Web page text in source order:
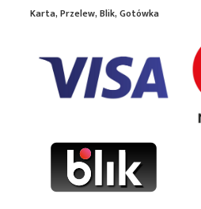
Karta, Przelew, Blik, Gotówka